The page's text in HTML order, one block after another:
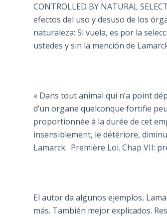
CONTROLLED BY NATURAL
efectos del uso y desuso de los
naturaleza: Si vuela, es por la
ustedes y sin la mención de
« Dans tout animal qui n’a point
d’un organe quelconque fortifie
proportionnée à la durée de cet
insensiblement, le détériore,
Lamarck. Première Loi. Chap VII:
El autor da algunos ejemplos,
más. También mejor explicados.